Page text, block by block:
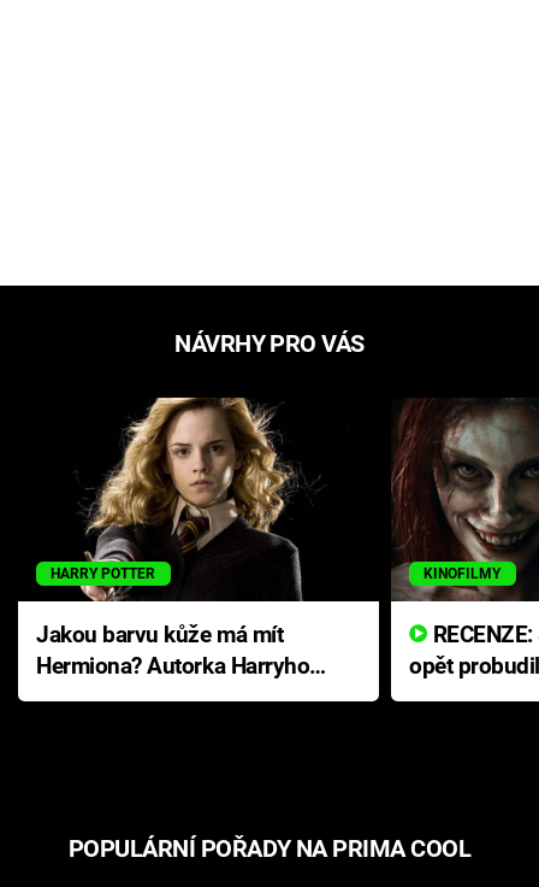
NÁVRHY PRO VÁS
HARRY POTTER
Jakou barvu kůže má mít
Hermiona? Autorka Harryho
Pottera přišla s ráznou
KINOFILMY
opět
přichází s
POPULÁRNÍ POŘADY NA PRIMA COOL